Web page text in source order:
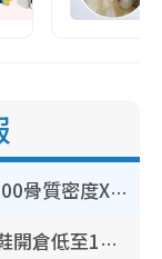
港大推賽馬會強化骨骼計劃！$100骨質密度X光檢查 完成免費運動訓練送超市禮券！附參加資格
開倉優惠 | 尖沙咀海港城名牌波鞋開倉低至1折！On鞋$899起／Joy&Peace鞋履$98起